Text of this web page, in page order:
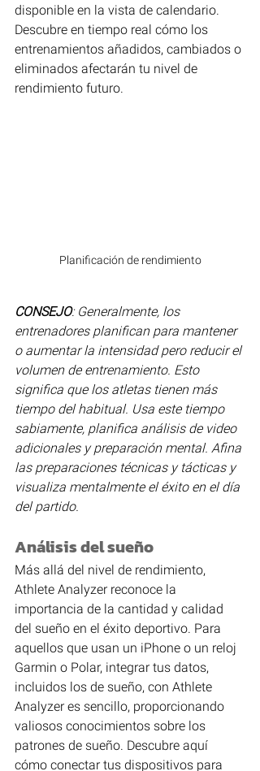
disponible en la vista de calendario.
Descubre en tiempo real cómo los
entrenamientos añadidos, cambiados o
eliminados afectarán tu nivel de
rendimiento futuro.
Planificación de rendimiento
CONSEJO: Generalmente, los
entrenadores planifican para mantener
o aumentar la intensidad pero reducir el
volumen de entrenamiento. Esto
significa que los atletas tienen más
tiempo del habitual. Usa este tiempo
sabiamente, planifica análisis de video
adicionales y preparación mental. Afina
las preparaciones técnicas y tácticas y
visualiza mentalmente el éxito en el día
del partido.
Análisis del sueño
Más allá del nivel de rendimiento,
Athlete Analyzer reconoce la
importancia de la cantidad y calidad
del sueño en el éxito deportivo. Para
aquellos que usan un iPhone o un reloj
Garmin o Polar, integrar tus datos,
incluidos los de sueño, con Athlete
Analyzer es sencillo, proporcionando
valiosos conocimientos sobre los
patrones de sueño. Descubre aquí
cómo conectar tus dispositivos para